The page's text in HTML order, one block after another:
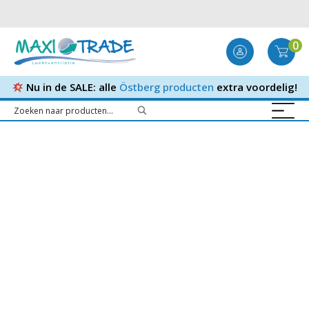
0
Nu in de SALE: alle Östberg producten extra voordelig!